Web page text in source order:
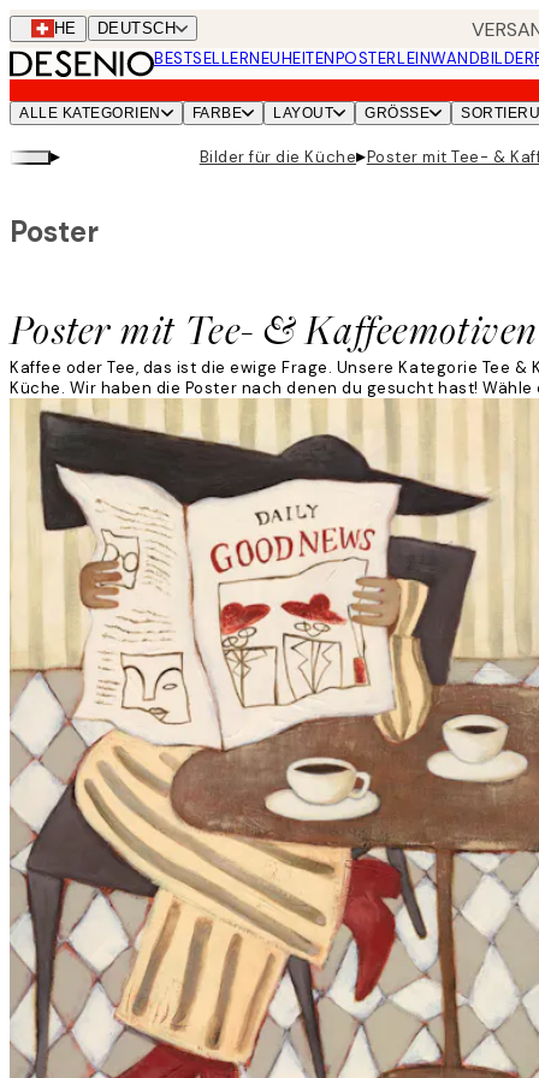
Skip
to
main
content.
CHE DEUTSCH
BESTSELLERNEUHEITENPOSTERLEINWANDBILDER
ALLE KATEGORIEN FARBE LAYOUT GRÖSSE
▸ Bilder für die Küche▸Poster mit Tee- &
Poster mit Tee- & Kaffeemotiven
Poster
Kaffee oder Tee, das ist die ewige Frage. Unsere Kategorie Tee
Küche. Wir haben die Poster nach denen du gesucht hast!